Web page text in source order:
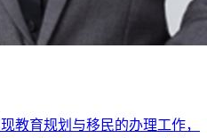
教育规划与移民的办理工作，